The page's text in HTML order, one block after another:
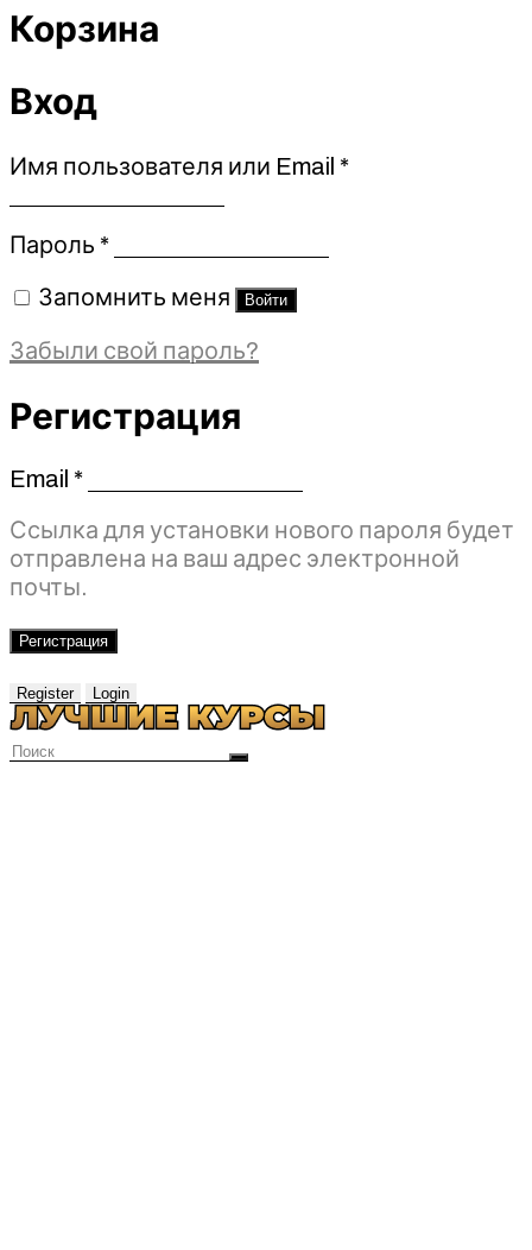
Корзина
Вход
Имя пользователя или Email *Обязательно
Пароль *Обязательно
Запомнить меня Войти
Забыли свой пароль?
Регистрация
Email *Обязательно
Ссылка для установки нового пароля будет
отправлена ​​на ваш адрес электронной
почты.
Регистрация
Register Login